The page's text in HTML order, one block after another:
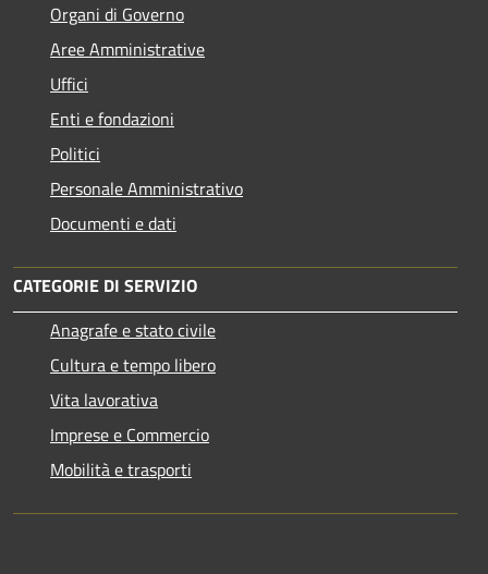
Organi di Governo
Aree Amministrative
Uffici
Enti e fondazioni
Politici
Personale Amministrativo
Documenti e dati
CATEGORIE DI SERVIZIO
Anagrafe e stato civile
Cultura e tempo libero
Vita lavorativa
Imprese e Commercio
Mobilità e trasporti